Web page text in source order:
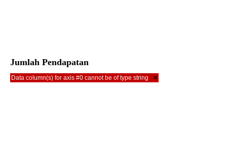
Jumlah Pendapatan
Data column(s) for axis #0 cannot be of type string ×